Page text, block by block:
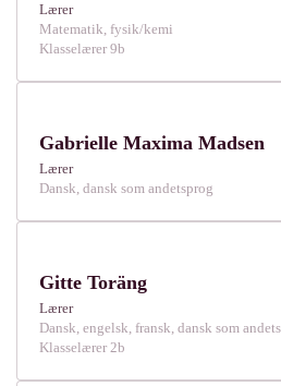
Lærer
Matematik, fysik/kemi
Klasselærer 9b
Gabrielle Maxima Madsen
Lærer
Dansk, dansk som andetsprog
Gitte Toräng
Lærer
Dansk, engelsk, fransk, dansk som
Klasselærer 2b